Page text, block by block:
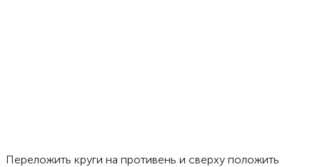
Переложить круги на противень и сверху положить